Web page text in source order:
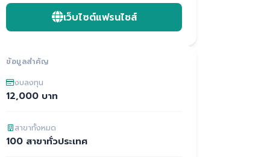
เว็บไซต์แฟรนไชส์
ข้อมูลสำคัญ
งบลงทุน
12,000 บาท
สาขาทั้งหมด
100 สาขาทั่วประเทศ